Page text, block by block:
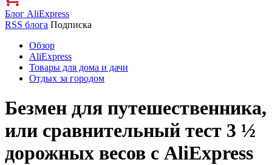
Блог AliExpress
RSS блога Подписка
Обзор
AliExpress
Товары для дома и дачи
Отдых за городом
Безмен для путешественника,
или сравнительный тест 3 ½
дорожных весов с AliExpress